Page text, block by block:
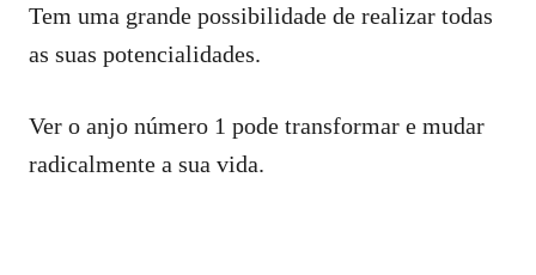
Tem uma grande possibilidade de realizar todas
as suas potencialidades.
Ver o anjo número 1 pode transformar e mudar
radicalmente a sua vida.